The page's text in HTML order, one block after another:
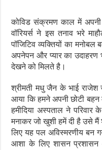
कोविड संक्रमण काल में अपनी
वॉरियर्स ने इस तनाव भरे
पॉजिटिव व्यक्तियों का
अपनेपन और प्यार का उदाहरण
देखने को मिलते है।
श्रीमती मधु जैन के भाई
आया कि हमने अपनी छोटी बहन
हमीदिया अस्पताल ने
मनाकर जो खुशी हमें दी है उसे
लिए यह पल अविस्मरणीय बन
आशा के लिए शासन प्रशासन